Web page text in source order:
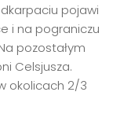
pojawi
i na pograniczu
pozostałym
Celsjusza.
okolicach 2/3